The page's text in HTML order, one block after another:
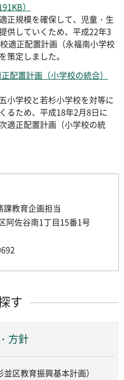
）
正規模を確保して、児童・生
供していくため、平成22年3
適正配置計画（永福南小学校
策定しました。
配置計画（小学校の統合）
小学校と若杉小学校を対等に
るため、平成18年2月8日に
適正配置計画（小学校の統
教育企画担当
佐谷南1丁目15番1号
す
方針
区教育振興基本計画）